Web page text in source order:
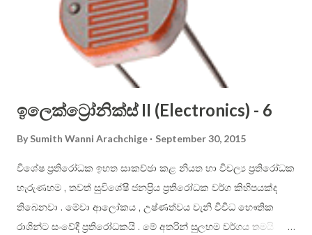
their own, and you have to use vowels to aid in them to be
pronounced. In English, you just place the vowel just after
the constant. For example: ...
ඉලෙක්ට්‍රෝනික්ස් II (Electronics) - 6
By Sumith Wanni Arachchige September 30, 2015
විශේෂ ප්‍රතිරෝධක ඉහත සාකච්ඡා කළ නියත හා විචල්‍ය ප්‍රතිරෝධක
හැරුණහම , තවත් සුවිශේෂී ජනප්‍රිය ප්‍රතිරෝධක වර්ග කිහිපයක්ද
තිබෙනවා . මේවා ආලෝකය , උෂ්ණත්වය වැනි විවිධ භෞතික
රාශින්ට සංවේදී ප්‍රතිරෝධකයි . මේ අතරින් සුලභම වර්ගය තමයි